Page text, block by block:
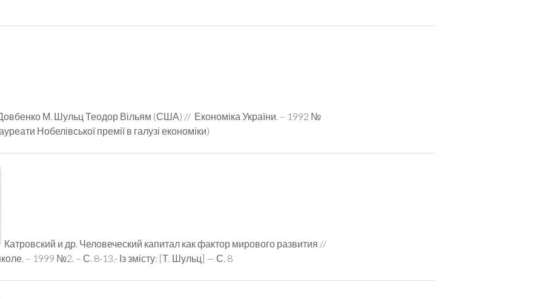
М. Шульц Теодор Вільям (США) // Економіка України. – 1992 №
Нобелівської премії в галузі економіки)
Катровский и др. Человеческий капитал как фактор мирового развития //
– 1999 №2. – С. 8-13.- Із змісту: [Т. Шульц] — С. 8